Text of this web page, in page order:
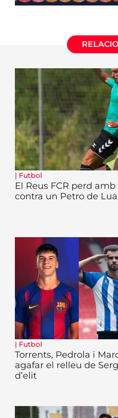
| Futbol
El Reus FCR perd
contra un Petro de
| Futbol
Torrents, Pedrola i
agafar el relleu de
d’elit